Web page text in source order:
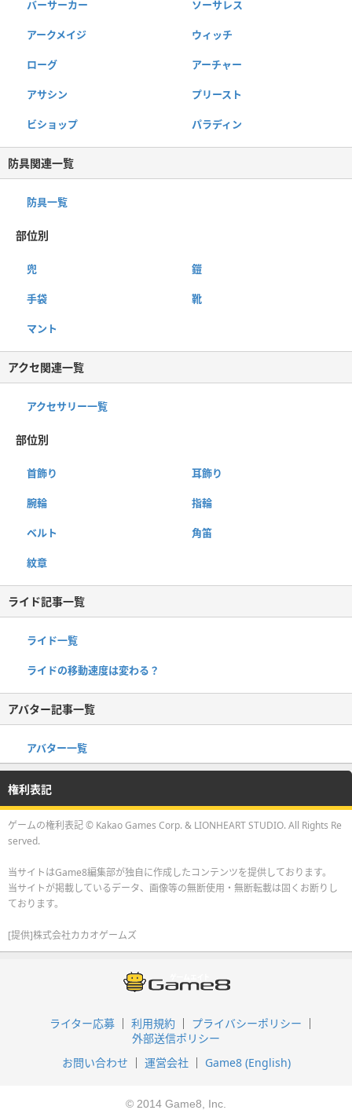
バーサーカー ソーサレス
アークメイジ ウィッチ
ローグ アーチャー
アサシン プリースト
ビショップ パラディン
防具関連一覧
防具一覧
部位別
兜 鎧
手袋 靴
マント
アクセ関連一覧
アクセサリー一覧
部位別
首飾り 耳飾り
腕輪 指輪
ベルト 角笛
紋章
ライド記事一覧
ライド一覧
ライドの移動速度は変わる？
アバター記事一覧
アバター一覧
権利表記
ゲームの権利表記 © Kakao Games Corp. & LIONHEART STUDIO. All Rights Re
served.
当サイトはGame8編集部が独自に作成したコンテンツを提供しております。
当サイトが掲載しているデータ、画像等の無断使用・無断転載は固くお断りし
ております。
[提供]株式会社カカオゲームズ
ライター応募 利用規約
プライバシーポリシー
外部送信ポリシー
お問い合わせ
運営会社 Game8 (English)
© 2014 Game8, Inc.